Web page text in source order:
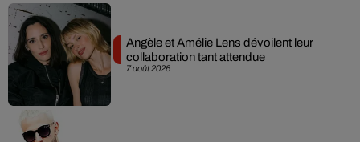
7 août 2026
Angèle et Amélie Lens dévoilent leur
collaboration tant attendue